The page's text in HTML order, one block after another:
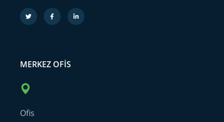
MERKEZ OFIS
Ofis